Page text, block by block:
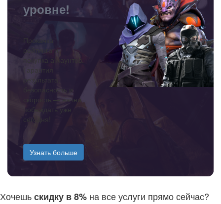
уровне!
Прокачка
рейтинга и
покупка аккаунтов.
Гарантия
результата,
безопасность и
скорость — начни
побеждать уже
сегодня!
Узнать больше
Хочешьскидку в 8% на все услуги прямо сейчас?